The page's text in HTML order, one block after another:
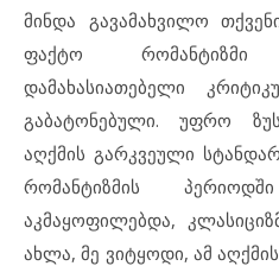
მინდა გავამახვილო
ფაქტო
დამახასიათებელი
გაბატონებული. უფრო
აღქმის გარკვეული
რომანტიზმის
აკმაყოფილებდა,
ახლა, მე ვიტყოდი, ამ